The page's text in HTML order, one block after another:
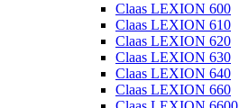
Claas LEXION 600
Claas LEXION 610
Claas LEXION 620
Claas LEXION 630
Claas LEXION 640
Claas LEXION 660